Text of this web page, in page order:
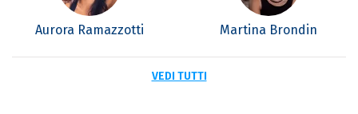
Aurora Ramazzotti Martina Brondin
VEDI TUTTI